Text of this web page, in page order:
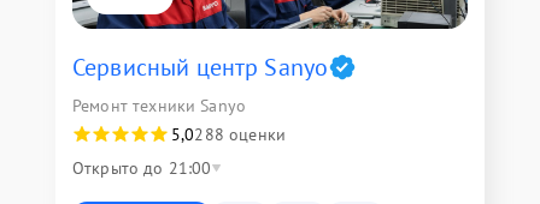
Сервисный центр Sanyo
Ремонт техники Sanyo
5,0288 оценки
Открыто до 21:00